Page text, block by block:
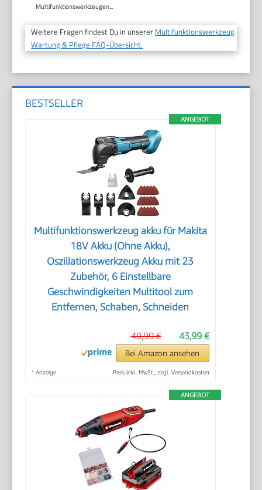
Multifunktionswerkzeugen...
Weitere Fragen findest Du in unserer Multifunktionswerkzeug
Wartung & Pflege FAQ-Übersicht.
BESTSELLER
ANGEBOT
Multifunktionswerkzeug akku für Makita
18V Akku (Ohne Akku),
Oszillationswerkzeug Akku mit 23
Zubehör, 6 Einstellbare
Geschwindigkeiten Multitool zum
Entfernen, Schaben, Schneiden
43,99 €
49,99 €
Bei Amazon ansehen
* Anzeige Preis inkl. MwSt., zzgl. Versandkosten
ANGEBOT